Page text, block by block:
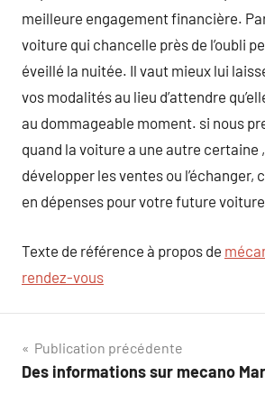
meilleure engagement financière.
voiture qui chancelle près de l’oubli
éveillé la nuitée. Il vaut mieux lui
vos modalités au lieu d’attendre
au dommageable moment. si nous
quand la voiture a une autre certaine
développer les ventes ou l’échanger,
en dépenses pour votre future
Texte de référence à propos de
rendez-vous
Navigation
de
Publication précédente
Des informations sur mecano